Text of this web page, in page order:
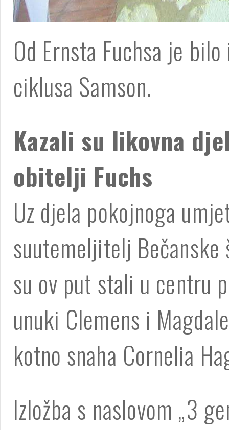
Od Ernsta Fuchsa je
ciklusa Samson.
Kazali su likovna
obitelji Fuchs
Uz djela pokojnoga
suutemeljitelj Bečanske
su ov put stali u centru
unuki Clemens i
kotno snaha Cornelia
Izložba s naslovom „3